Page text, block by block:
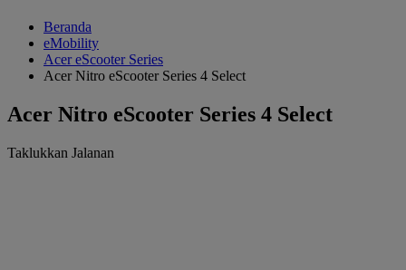
Beranda
eMobility
Acer eScooter Series
Acer Nitro eScooter Series 4 Select
Acer Nitro eScooter Series 4 Select
Taklukkan Jalanan